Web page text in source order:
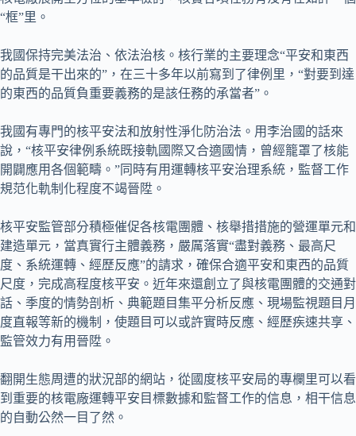
“框”里。
我國保持完美法治、依法治核。核行業的主要理念“平安和東西
的品質是干出來的”，在三十多年以前寫到了律例里，“對要到達
的東西的品質負重要義務的是該任務的承當者”。
我國有專門的核平安法和放射性淨化防治法。用李治國的話來
說，“核平安律例系統既接軌國際又合適國情，曾經籠罩了核能
開闢應用各個範疇。”同時有用運轉核平安治理系統，監督工作
規范化軌制化程度不竭晉陞。
核平安監管部分積極催促各核電團體、核舉措措施的營運單元和
建造單元，當真實行主體義務，嚴厲落實“盡對義務、最高尺
度、系統運轉、經歷反應”的請求，確保合適平安和東西的品質
尺度，完成高程度核平安。近年來還創立了與核電團體的交通對
話、季度的情勢剖析、典範題目集平分析反應、現場監視題目月
度直報等新的機制，使題目可以或許實時反應、經歷疾速共享、
監管效力有用晉陞。
翻開生態周遭的狀況部的網站，從國度核平安局的專欄里可以看
到重要的核電廠運轉平安目標數據和監督工作的信息，相干信息
的自動公然一目了然。